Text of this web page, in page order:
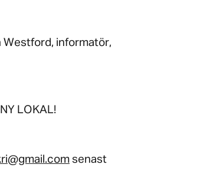
Westford, informatör,
LOKAL!
senast